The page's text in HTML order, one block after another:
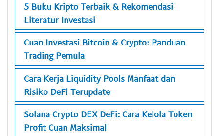
5 Buku Kripto Terbaik & Rekomendasi
Literatur Investasi
Cuan Investasi Bitcoin & Crypto: Panduan
Trading Pemula
Cara Kerja Liquidity Pools Manfaat dan
Risiko DeFi Terupdate
Solana Crypto DEX DeFi: Cara Kelola Token
Profit Cuan Maksimal